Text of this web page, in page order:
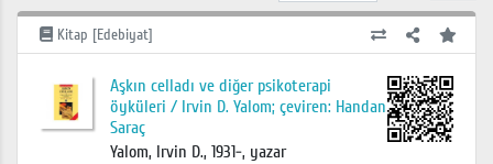
Kitap [Edebiyat]
Aşkın celladı ve diğer psikoterapi
öyküleri / Irvin D. Yalom; çeviren: Handan
Saraç
Yalom, Irvin D., 1931-, yazar